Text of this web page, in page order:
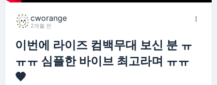
cworange
2개월 전
이번에 라이즈 컴백무대 보신 분 ㅠ
ㅠㅠ 심플한 바이브 최고라며 ㅠㅠ
🧡